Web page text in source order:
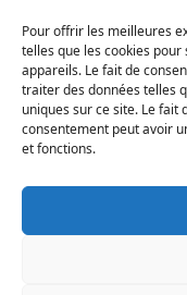
Pour offrir les meilleures
telles que les cookies
appareils. Le fait de
traiter des données telles
uniques sur ce site. Le fait
consentement peut avoir
et fonctions.
sur cette
→ Explorez les
grâce à un
→ Découvrez
caché !